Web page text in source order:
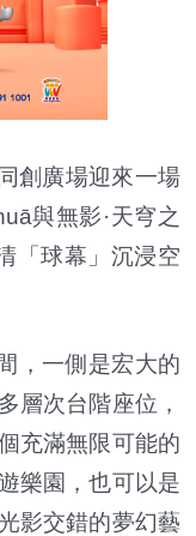
創廣場迎來一場
與無影·天穹之
「球幕」沉浸空
，一側是宏大的
層次台階座位，
充滿無限可能的
樂園，也可以是
影交錯的夢幻藝